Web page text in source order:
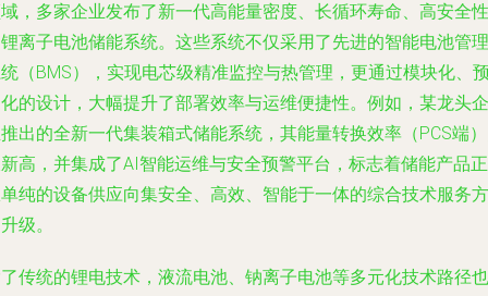
，多家企业发布了新一代高能量密度、长循环寿命、高安全性
离子电池储能系统。这些系统不仅采用了先进的智能电池管理
（BMS），实现电芯级精准监控与热管理，更通过模块化、
的设计，大幅提升了部署效率与运维便捷性。例如，某龙头企
出的全新一代集装箱式储能系统，其能量转换效率（PCS端
高，并集成了AI智能运维与安全预警平台，标志着储能产品正
纯的设备供应向集安全、高效、智能于一体的综合技术服务方
级。
传统的锂电技术，液流电池、钠离子电池等多元化技术路径也